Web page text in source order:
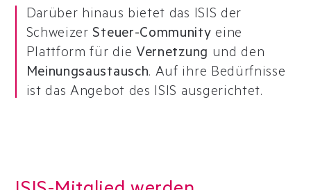
Darüber hinaus bietet das ISIS der
Schweizer Steuer-Community eine
Plattform für die Vernetzung und den
Meinungsaustausch. Auf ihre Bedürfnisse
ist das Angebot des ISIS ausgerichtet.